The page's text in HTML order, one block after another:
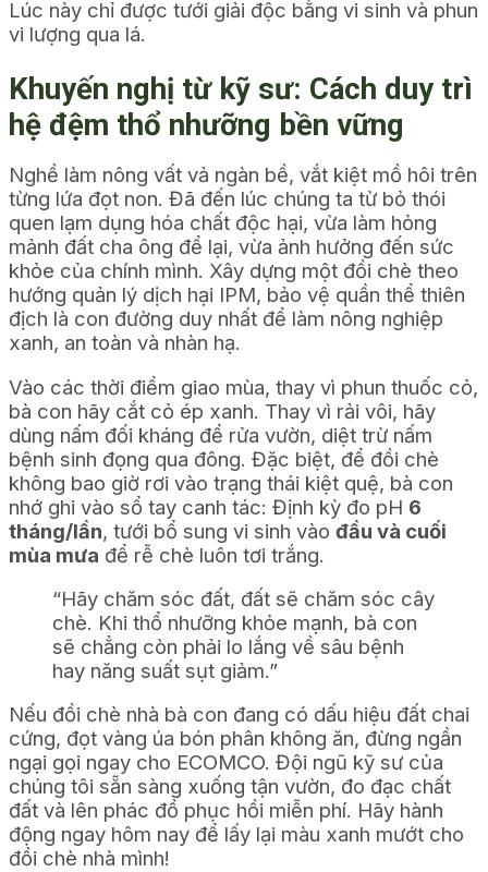
Lúc này chỉ được tưới giải độc bằng vi sinh và phun
vi lượng qua lá.
Khuyến nghị từ kỹ sư: Cách duy trì
hệ đệm thổ nhưỡng bền vững
Nghề làm nông vất vả ngàn bề, vắt kiệt mồ hôi trên
từng lứa đọt non. Đã đến lúc chúng ta từ bỏ thói
quen lạm dụng hóa chất độc hại, vừa làm hỏng
mảnh đất cha ông để lại, vừa ảnh hưởng đến sức
khỏe của chính mình. Xây dựng một đồi chè theo
hướng quản lý dịch hại IPM, bảo vệ quần thể thiên
địch là con đường duy nhất để làm nông nghiệp
xanh, an toàn và nhàn hạ.
Vào các thời điểm giao mùa, thay vì phun thuốc cỏ,
bà con hãy cắt cỏ ép xanh. Thay vì rải vôi, hãy
dùng nấm đối kháng để rửa vườn, diệt trừ nấm
bệnh sinh đọng qua đông. Đặc biệt, để đồi chè
không bao giờ rơi vào trạng thái kiệt quệ, bà con
nhớ ghi vào sổ tay canh tác: Định kỳ đo pH 6
tháng/lần, tưới bổ sung vi sinh vào đầu và cuối
mùa mưa để rễ chè luôn tơi trắng.
“Hãy chăm sóc đất, đất sẽ chăm sóc cây
chè. Khi thổ nhưỡng khỏe mạnh, bà con
sẽ chẳng còn phải lo lắng về sâu bệnh
hay năng suất sụt giảm.”
Nếu đồi chè nhà bà con đang có dấu hiệu đất chai
cứng, đọt vàng úa bón phân không ăn, đừng ngần
ngại gọi ngay cho ECOMCO. Đội ngũ kỹ sư của
chúng tôi sẵn sàng xuống tận vườn, đo đạc chất
đất và lên phác đồ phục hồi miễn phí. Hãy hành
động ngay hôm nay để lấy lại màu xanh mướt cho
đồi chè nhà mình!